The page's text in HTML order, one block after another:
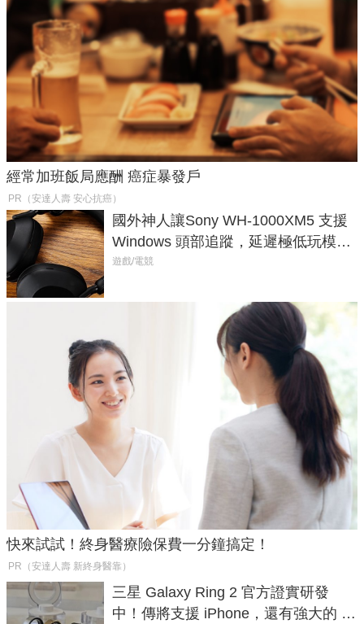
經常加班飯局應酬 癌症暴發戶
PR（安達人壽 安心抗癌）
國外神人讓Sony WH-1000XM5 支援
Windows 頭部追蹤，延遲極低玩模擬
飛行超有感
遊戲/電競
快來試試！終身醫療險保費一分鐘搞定！
PR（安達人壽 新終身醫靠）
三星 Galaxy Ring 2 官方證實研發
中！傳將支援 iPhone，還有強大的 AI